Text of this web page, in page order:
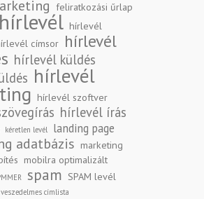
feliratkozási űrlap
hírlevél hírlevél
címsor hírlevél
hírlevél küldés
hírlevél
hírlevél szoftver
hírlevél írás
kéretlen levél landing page
adatbázis marketing
mobilra optimalizált
spam SPAM levél
veszedelmes címlista